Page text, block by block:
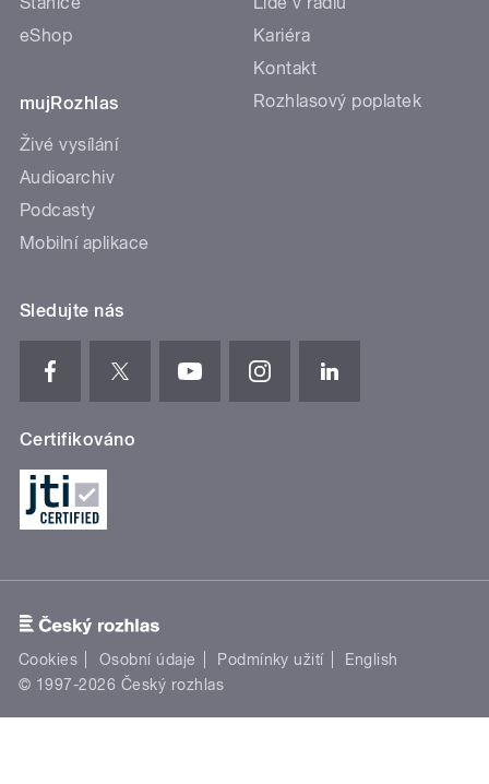
eShop
mujRozhlas
Živé vysílání
Audioarchiv
Podcasty
Mobilní aplikace
Kariéra
Kontakt
Rozhlasový poplatek
Sledujte nás
Certifikováno
Cookies Osobní údaje Podmínky užití
English
© 1997-2026 Český rozhlas